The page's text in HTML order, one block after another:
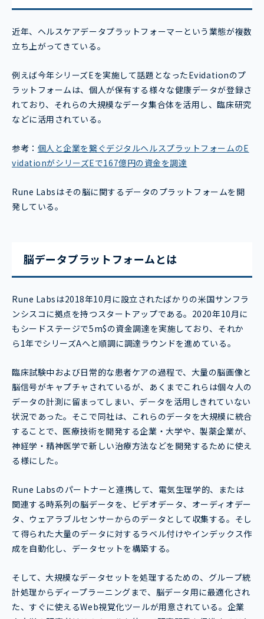
近年、ヘルスケアデータプラットフォーマーという業態が複数
立ち上がってきている。
例えば今年シリーズEを実施して話題となったEvidationのプ
ラットフォームは、個人が保有する様々な健康データが登録さ
れており、それらの大規模なデータ集合体を活用し、臨床研究
などに活用されている。
参考： 個人と企業を繋ぐデジタルヘルスプラットフォームのE
vidationがシリーズEで167億円の資金を調達
Rune Labsはその脳に関するデータのプラットフォームを開
発している。
脳データプラットフォームとは
Rune Labsは2018年10月に設立されたばかりの米国サンフラ
ンシスコに拠点を持つスタートアップである。2020年10月に
もシードステージで5m$の資金調達を実施しており、それか
ら1年でシリーズAへと順調に調達ラウンドを進めている。
臨床試験中および日常的な患者ケアの過程で、大量の脳画像と
脳信号がキャプチャされているが、あくまでこれらは個々人の
データの計測に留まってしまい、データを活用しきれていない
状況であった。そこで同社は、これらのデータを大規模に統合
することで、医療技術を開発する企業・大学や、製薬企業が、
神経学・精神医学で新しい治療方法などを開発するために使え
る様にした。
Rune Labsのパートナーと連携して、電気生理学的、または
関連する時系列の脳データを、ビデオデータ、オーディオデー
タ、ウェアラブルセンサーからのデータとして収集する。そし
て得られた大量のデータに対するラベル付けやインデックス作
成を自動化し、データセットを構築する。
そして、大規模なデータセットを処理するための、グループ統
計処理からディープラーニングまで、脳データ用に最適化され
た、すぐに使えるWeb視覚化ツールが用意されている。企業